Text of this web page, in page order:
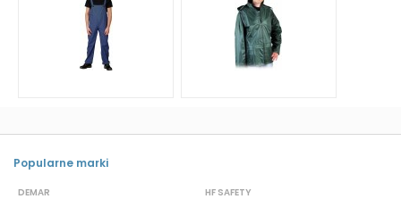
Popularne marki
DEMAR
HF SAFETY